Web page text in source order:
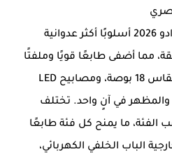
اعتمدت تويوتا في تصميم برادو 2026 أسلوبًا أكثر عدوانية
مما أضفى طابعًا قويًا وملفتًا
للأنظار. تم تزويدها بجنوط مقاس 18 بوصة، ومصابيح LED
والمظهر في آنٍ واحد. تختلف
ما يمنح كل فئة طابعًا
الباب الخلفي الكهربائي،